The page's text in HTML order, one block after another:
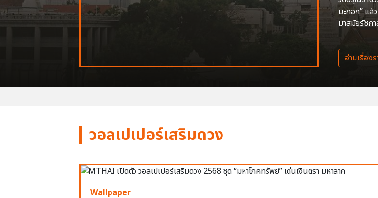
มะกอก” แล้
มาสมัยรัชก
อ่านเรื่องร
วอลเปเปอร์เสริมดวง
Wallpaper